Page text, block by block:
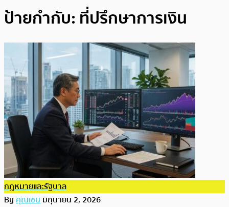
ป้ายกำกับ: ที่ปรึกษาการเงิน
กฎหมายและรัฐบาล
Byคุณเชนมิถุนายน 2, 2026